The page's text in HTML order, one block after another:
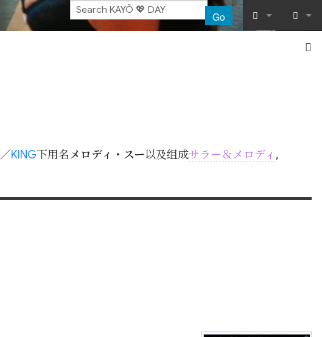
Go
What links
Page
Log in
／KING下用名メロディ・スー以及组成サラー＆メロディ ,